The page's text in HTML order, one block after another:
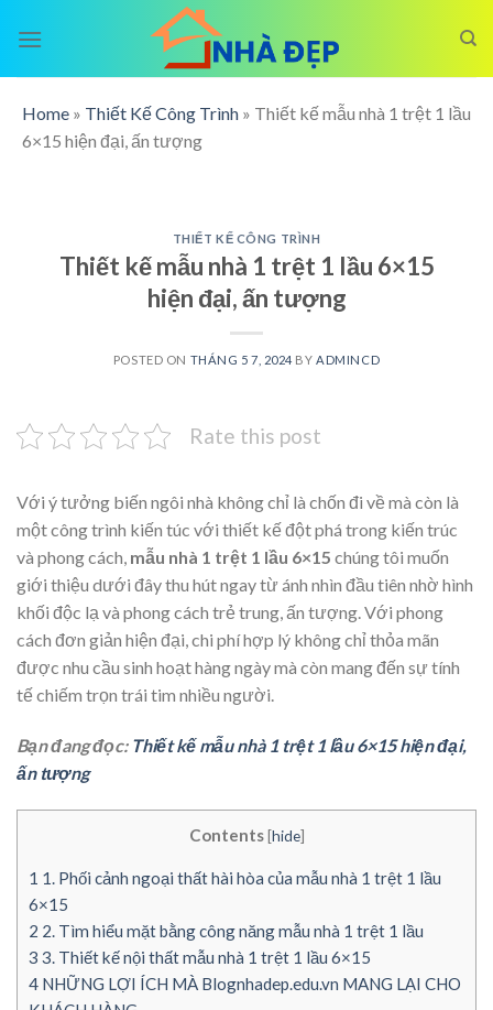
Home » Thiết Kế Công Trình » Thiết kế mẫu nhà 1 trệt 1 lầu
6×15 hiện đại, ấn tượng
THIẾT KẾ CÔNG TRÌNH
Thiết kế mẫu nhà 1 trệt 1 lầu 6×15
hiện đại, ấn tượng
POSTED ON THÁNG 5 7, 2024 BYADMINCD
Rate this post
Với ý tưởng biến ngôi nhà không chỉ là chốn đi về mà còn là
một công trình kiến túc với thiết kế đột phá trong kiến trúc
và phong cách, mẫu nhà 1 trệt 1 lầu 6×15 chúng tôi muốn
giới thiệu dưới đây thu hút ngay từ ánh nhìn đầu tiên nhờ hình
khối độc lạ và phong cách trẻ trung, ấn tượng. Với phong
cách đơn giản hiện đại, chi phí hợp lý không chỉ thỏa mãn
được nhu cầu sinh hoạt hàng ngày mà còn mang đến sự tính
tế chiếm trọn trái tim nhiều người.
Bạn đang đọc: Thiết kế mẫu nhà 1 trệt 1 lầu 6×15 hiện đại,
ấn tượng
Contents [hide]
1 1. Phối cảnh ngoại thất hài hòa của mẫu nhà 1 trệt 1 lầu
6×15
2 2. Tìm hiểu mặt bằng công năng mẫu nhà 1 trệt 1 lầu
3 3. Thiết kế nội thất mẫu nhà 1 trệt 1 lầu 6×15
4 NHỮNG LỢI ÍCH MÀ Blognhadep.edu.vn MANG LẠI CHO